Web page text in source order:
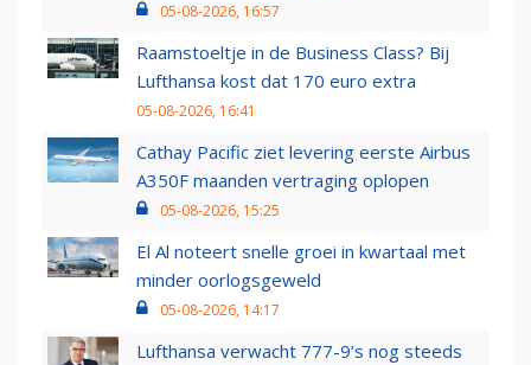
05-08-2026, 16:57
Raamstoeltje in de Business Class? Bij
Lufthansa kost dat 170 euro extra
05-08-2026, 16:41
Cathay Pacific ziet levering eerste Airbus
A350F maanden vertraging oplopen
05-08-2026, 15:25
El Al noteert snelle groei in kwartaal met
minder oorlogsgeweld
05-08-2026, 14:17
Lufthansa verwacht 777-9’s nog steeds